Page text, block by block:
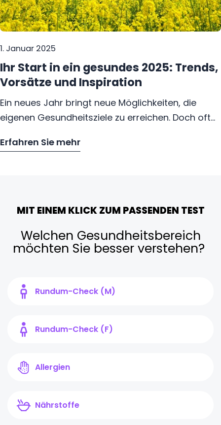
1. Januar 2025
Ihr Start in ein gesundes 2025: Trends,
Vorsätze und Inspiration
Ein neues Jahr bringt neue Möglichkeiten, die
eigenen Gesundheitsziele zu erreichen. Doch oft
man anfangen soll. Genau hier setzt unser Blog
Erfahren Sie mehr
– Ihr Start in ein gesundes 2025:
MIT EINEM KLICK ZUM PASSENDEN TEST
Welchen Gesundheitsbereich
möchten Sie besser verstehen?
Rundum-Check (M)
Rundum-Check (F)
Allergien
Nährstoffe